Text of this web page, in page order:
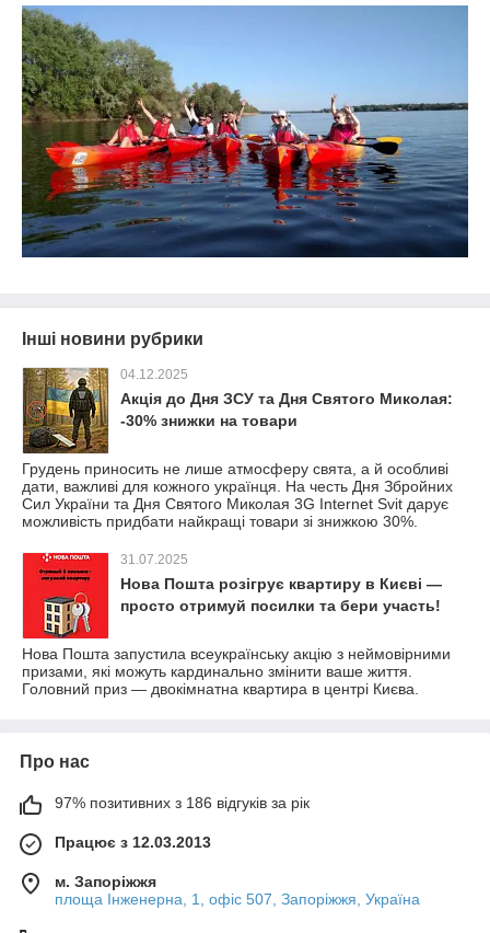
Інші новини рубрики
04.12.2025
Акція до Дня ЗСУ та Дня Святого Миколая:
-30% знижки на товари
Грудень приносить не лише атмосферу свята, а й особливі
дати, важливі для кожного українця. На честь Дня Збройних
Сил України та Дня Святого Миколая 3G Internet Svit дарує
можливість придбати найкращі товари зі знижкою 30%.
31.07.2025
Нова Пошта розігрує квартиру в Києві —
просто отримуй посилки та бери участь!
Нова Пошта запустила всеукраїнську акцію з неймовірними
призами, які можуть кардинально змінити ваше життя.
Головний приз — двокімнатна квартира в центрі Києва.
Про нас
97% позитивних з 186 відгуків за рік
Працює з 12.03.2013
м. Запоріжжя
площа Інженерна, 1, офіс 507, Запоріжжя, Україна